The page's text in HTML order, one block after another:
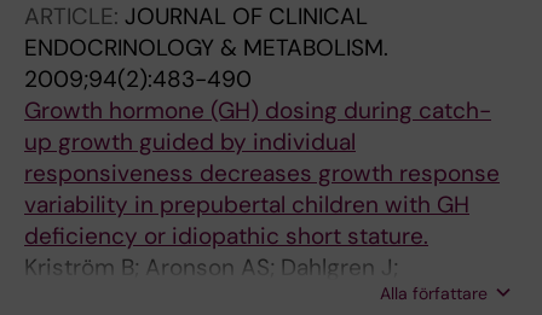
ARTICLE: JOURNAL OF CLINICAL
ENDOCRINOLOGY & METABOLISM.
2009;94(2):483-490
Growth hormone (GH) dosing during catch-
up growth guided by individual
responsiveness decreases growth response
variability in prepubertal children with GH
deficiency or idiopathic short stature.
Kriström B; Aronson AS; Dahlgren J;
Gustafsson J; Halldin M; Ivarsson SA; Nilsson
Alla författare